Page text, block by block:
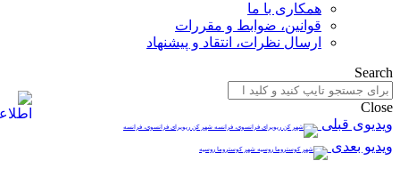
همکاری با ما
قوانین، ضوابط و مقررات
ارسال نظرات، انتقاد و پیشنهاد
Search
Close
ویدیوی قبلی
شهر کن ریویرای فرانسوی، فرانسه
ویدیو بعدی شهر کوستروما روسیه